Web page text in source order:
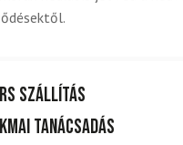
szállítás
tanácsadás